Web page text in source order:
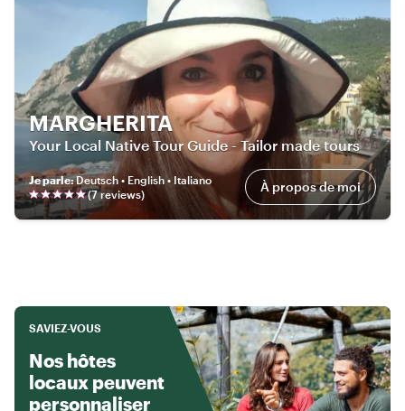
MARGHERITA
Your Local Native Tour Guide - Tailor made tours
Je parle:Deutsch • English • Italiano
(7reviews) À propos de moi
SAVIEZ-VOUS
Nos hôtes
locaux peuvent
personnaliser